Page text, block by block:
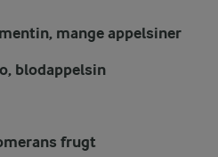
mange appelsiner
blodappelsin
frugt